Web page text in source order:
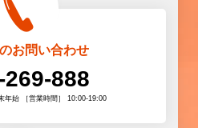
お問い合わせ
269-888
年始 ［営業時間］ 10:00-19:00